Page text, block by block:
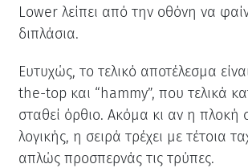
Lower λείπει από την οθόνη να
διπλάσια.
Ευτυχώς, το τελικό αποτέλεσμα
the-top και “hammy”, που τελικά
σταθεί όρθιο. Ακόμα κι αν η πλοκή
λογικής, η σειρά τρέχει με τέτοια
απλώς προσπερνάς τις τρύπες.